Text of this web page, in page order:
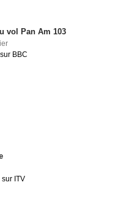
vol Pan Am 103
BBC
ITV